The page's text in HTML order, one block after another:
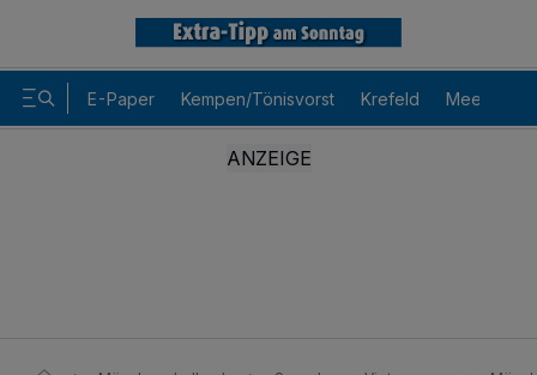
E-Paper Kempen/Tönisvorst Krefeld Meerbusch